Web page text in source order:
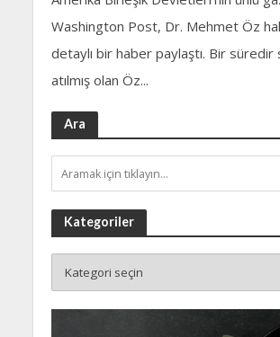
Washington Post, Dr. Mehmet Öz
detaylı bir haber paylaştı. Bir
atılmış olan Öz...
Ara
Kategoriler